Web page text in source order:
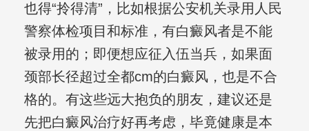
也得“拎得清”，比如根据公安机关录用人民
警察体检项目和标准，有白癜风者是不能
被录用的；即便想应征入伍当兵，如果面
颈部长径超过全都cm的白癜风，也是不合
格的。有这些远大抱负的朋友，建议还是
先把白癜风治疗好再考虑，毕竟健康是本